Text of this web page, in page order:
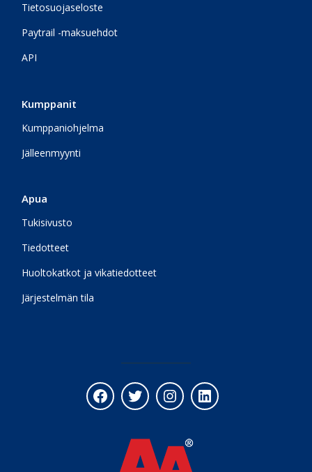
Tietosuojaseloste
Paytrail -maksuehdot
API
Kumppanit
Kumppaniohjelma
Jälleenmyynti
Apua
Tukisivusto
Tiedotteet
Huoltokatkot ja vikatiedotteet
Järjestelmän tila
Facebook
TwitterInstagram
LinkedIn